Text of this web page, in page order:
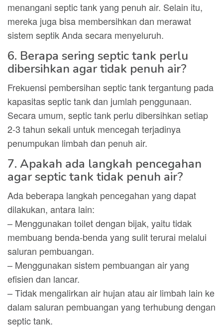
menangani septic tank yang penuh air. Selain itu,
mereka juga bisa membersihkan dan merawat
sistem septik Anda secara menyeluruh.
6. Berapa sering septic tank perlu
dibersihkan agar tidak penuh air?
Frekuensi pembersihan septic tank tergantung pada
kapasitas septic tank dan jumlah penggunaan.
Secara umum, septic tank perlu dibersihkan setiap
2-3 tahun sekali untuk mencegah terjadinya
penumpukan limbah dan penuh air.
7. Apakah ada langkah pencegahan
agar septic tank tidak penuh air?
Ada beberapa langkah pencegahan yang dapat
dilakukan, antara lain:
– Menggunakan toilet dengan bijak, yaitu tidak
membuang benda-benda yang sulit terurai melalui
saluran pembuangan.
– Menggunakan sistem pembuangan air yang
efisien dan lancar.
– Tidak mengalirkan air hujan atau air limbah lain ke
dalam saluran pembuangan yang terhubung dengan
septic tank.